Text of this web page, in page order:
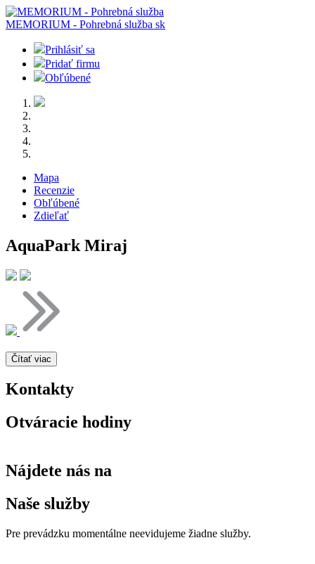
MEMORIUM - Pohrebná služba sk
Prihlásiť sa
Pridať firmu
Obľúbené
Mapa
Recenzie
Obľúbené
Zdieľať
AquaPark Miraj
Čítať viac
Kontakty
Otváracie hodiny
Nájdete nás na
Naše služby
Pre prevádzku momentálne neevidujeme žiadne služby.